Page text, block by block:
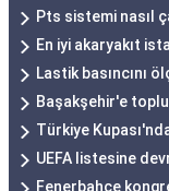
Pts sistemi nasıl
En iyi akaryakıt
Lastik basıncını
Başakşehir'e
Türkiye
UEFA listesine
Fenerbahçe